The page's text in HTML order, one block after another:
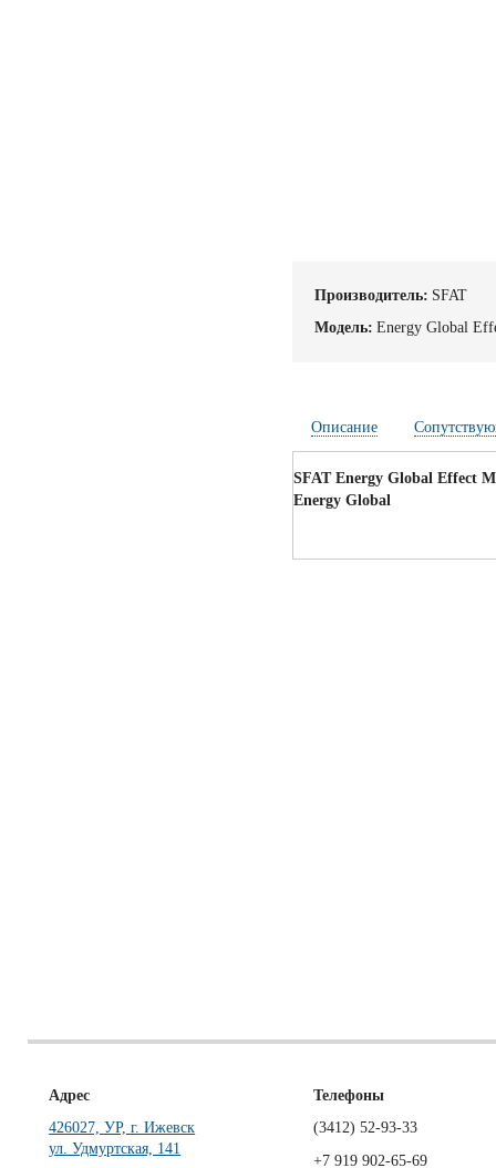
Производитель: SFAT
Модель: Energy Global
Описание
SFAT Energy Global Effect
Energy Global
Адрес
426027, УР, г. Ижевск
ул. Удмуртская, 141
Телефоны
(3412) 52-93-33
+7 919 902-65-69